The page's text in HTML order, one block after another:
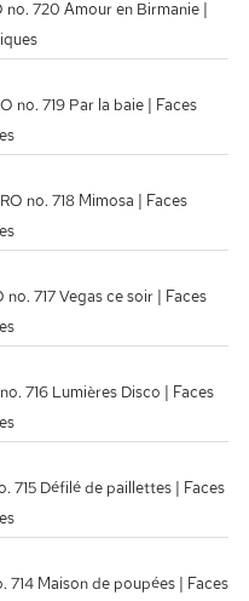
no. 720 Amour en Birmanie |
no. 719 Par la baie | Faces
no. 718 Mimosa | Faces
717 Vegas ce soir | Faces
716 Lumières Disco | Faces
715 Défilé de paillettes | Faces
714 Maison de poupées | Faces